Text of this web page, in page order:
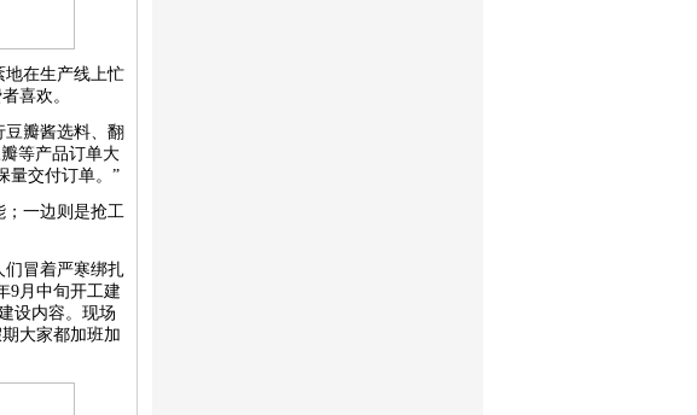
在生产线上忙
喜欢。
豆瓣酱选料、翻
等产品订单大
量交付订单。”
；一边则是抢工
们冒着严寒绑扎
9月中旬开工建
设内容。现场
大家都加班加